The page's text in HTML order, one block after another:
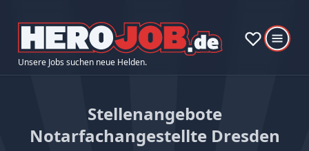
Unsere Jobs suchen neue Helden.
Stellenangebote
Notarfachangestellte Dresden